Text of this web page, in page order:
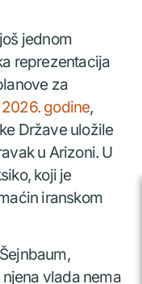
jednom
reprezentacija
za
godine,
Države uložile
u Arizoni. U
koji je
iranskom
vlada nema